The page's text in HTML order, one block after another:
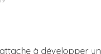
à développer un